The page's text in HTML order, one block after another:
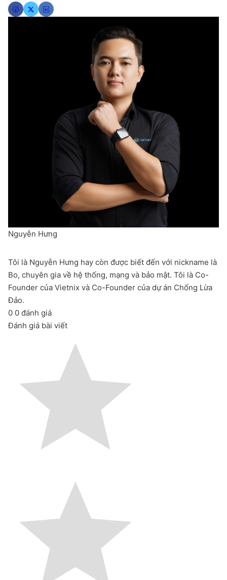
Nguyễn Hưng
Tôi là Nguyễn Hưng hay còn được biết đến với nickname là
Bo, chuyên gia về hệ thống, mạng và bảo mật. Tôi là Co-
Founder của Vietnix và Co-Founder của dự án Chống Lừa
Đảo.
0 0 đánh giá
Đánh giá bài viết